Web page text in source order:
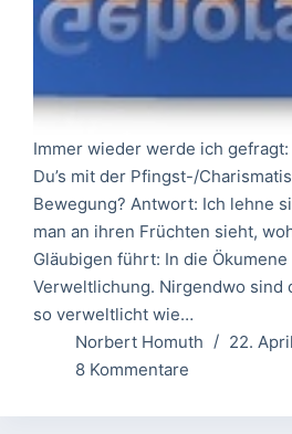
Immer wieder werde ich
Du’s mit der Pfingst-/
Bewegung? Antwort: Ich lehne
man an ihren Früchten sieht,
Gläubigen führt: In die Ökumene
Verweltlichung. Nirgendwo sind
so verweltlicht wie…
Norbert Homuth
22.
8 Kommentare